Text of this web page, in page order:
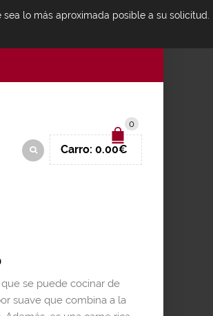
0
Carro: 0.00€
se puede cocinar de
suave que combina a la
lo más aproximada posible a su solicitud.